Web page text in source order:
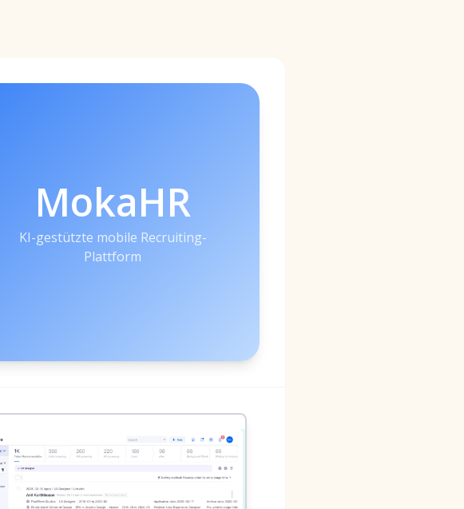
MokaHR
KI-gestützte mobile Recruiting-
Plattform